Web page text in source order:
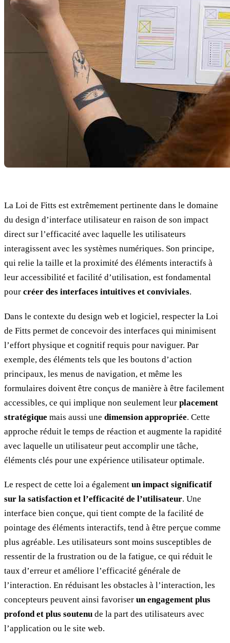
La Loi de Fitts est extrêmement pertinente dans le domaine
du design d’interface utilisateur en raison de son impact
direct sur l’efficacité avec laquelle les utilisateurs
interagissent avec les systèmes numériques. Son principe,
qui relie la taille et la proximité des éléments interactifs à
leur accessibilité et facilité d’utilisation, est fondamental
pour créer des interfaces intuitives et conviviales.
Dans le contexte du design web et logiciel, respecter la Loi
de Fitts permet de concevoir des interfaces qui minimisent
l’effort physique et cognitif requis pour naviguer. Par
exemple, des éléments tels que les boutons d’action
principaux, les menus de navigation, et même les
formulaires doivent être conçus de manière à être facilement
accessibles, ce qui implique non seulement leur placement
stratégique mais aussi une dimension appropriée. Cette
approche réduit le temps de réaction et augmente la rapidité
avec laquelle un utilisateur peut accomplir une tâche,
éléments clés pour une expérience utilisateur optimale.
Le respect de cette loi a également un impact significatif
sur la satisfaction et l’efficacité de l’utilisateur. Une
interface bien conçue, qui tient compte de la facilité de
pointage des éléments interactifs, tend à être perçue comme
plus agréable. Les utilisateurs sont moins susceptibles de
ressentir de la frustration ou de la fatigue, ce qui réduit le
taux d’erreur et améliore l’efficacité générale de
l’interaction. En réduisant les obstacles à l’interaction, les
concepteurs peuvent ainsi favoriser un engagement plus
profond et plus soutenu de la part des utilisateurs avec
l’application ou le site web.